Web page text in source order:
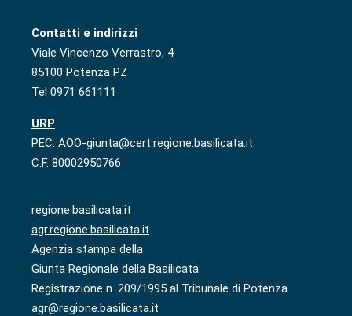
Contatti e indirizzi
Viale Vincenzo Verrastro, 4
85100 Potenza PZ
Tel 0971 661111
URP
PEC: AOO-giunta@cert.regione.basilicata.it
C.F. 80002950766
regione.basilicata.it
agr.regione.basilicata.it
Agenzia stampa della
Giunta Regionale della Basilicata
Registrazione n. 209/1995 al Tribunale di Potenza
agr@regione.basilicata.it